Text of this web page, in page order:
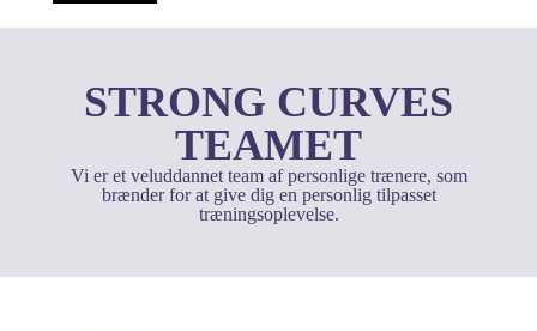
STRONG CURVES
TEAMET
Vi er et veluddannet team af personlige trænere, som
brænder for at give dig en personlig tilpasset
træningsoplevelse.